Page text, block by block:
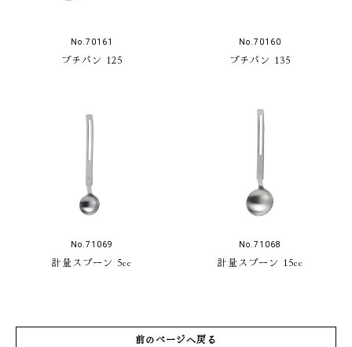
No.70161
プチパン 125
No.70160
プチパン 135
No.71069
計量スプーン 5cc
No.71068
計量スプーン 15cc
前のページへ戻る